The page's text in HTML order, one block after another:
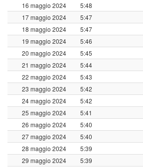
16 maggio 2024
5:48
17 maggio 2024
5:47
18 maggio 2024
5:47
19 maggio 2024
5:46
20 maggio 2024
5:45
21 maggio 2024
5:44
22 maggio 2024
5:43
23 maggio 2024
5:42
24 maggio 2024
5:42
25 maggio 2024
5:41
26 maggio 2024
5:40
27 maggio 2024
5:40
28 maggio 2024
5:39
29 maggio 2024
5:39